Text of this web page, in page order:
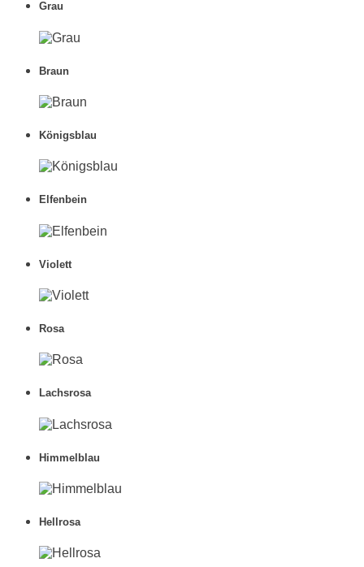
Grau
Braun
Königsblau
Elfenbein
Violett
Rosa
Lachsrosa
Himmelblau
Hellrosa